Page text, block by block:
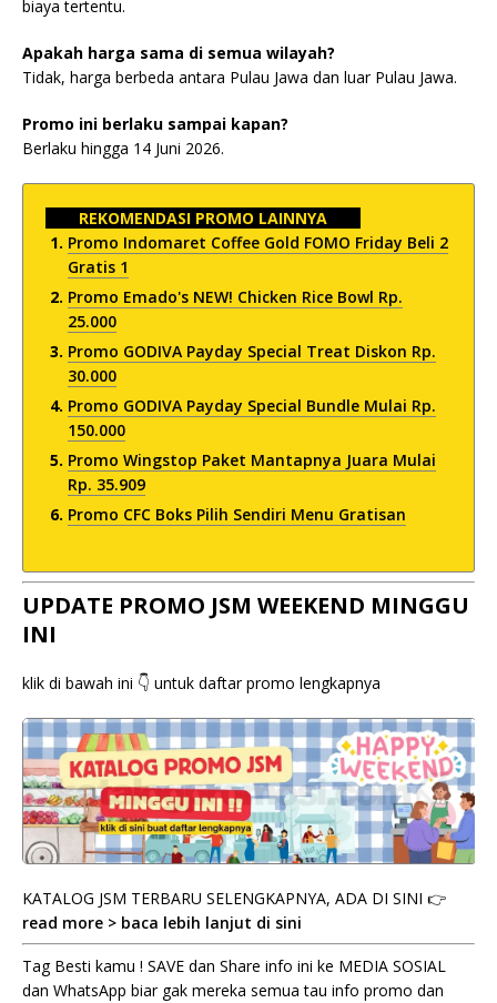
biaya tertentu.
Apakah harga sama di semua wilayah?
Tidak, harga berbeda antara Pulau Jawa dan luar Pulau Jawa.
Promo ini berlaku sampai kapan?
Berlaku hingga 14 Juni 2026.
REKOMENDASI PROMO LAINNYA
Promo Indomaret Coffee Gold FOMO Friday Beli 2
Gratis 1
Promo Emado's NEW! Chicken Rice Bowl Rp.
25.000
Promo GODIVA Payday Special Treat Diskon Rp.
30.000
Promo GODIVA Payday Special Bundle Mulai Rp.
150.000
Promo Wingstop Paket Mantapnya Juara Mulai
Rp. 35.909
Promo CFC Boks Pilih Sendiri Menu Gratisan
UPDATE PROMO JSM WEEKEND MINGGU
INI
klik di bawah ini 👇 untuk daftar promo lengkapnya
KATALOG JSM TERBARU SELENGKAPNYA, ADA DI SINI 👉
read more > baca lebih lanjut di sini
Tag Besti kamu ! SAVE dan Share info ini ke MEDIA SOSIAL
dan WhatsApp biar gak mereka semua tau info promo dan